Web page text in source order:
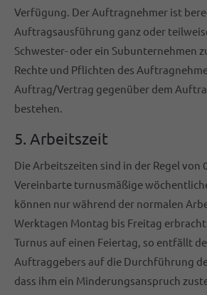
Verfügung. Der Auftragnehmer ist
Auftragsausführung ganz oder
Schwester- oder ein Subunternehmen
Rechte und Pflichten des
Auftrag/Vertrag gegenüber dem
bestehen.
5. Arbeitszeit
Die Arbeitszeiten sind in der Regel von
Vereinbarte turnusmäßige
können nur während der normalen
Werktagen Montag bis Freitag
Turnus auf einen Feiertag, so entfällt
Auftraggebers auf die Durchführung
dass ihm ein Minderungsanspruch